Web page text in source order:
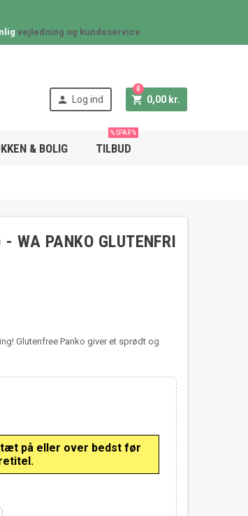
vejledning og kundeservice
 Log ind  0,00 kr.
0
& BOLIG TILBUD
% SPAR %
WA PANKO GLUTENFRI
Glutenfree Panko giver et sprødt og
tæt på eller over bedst før